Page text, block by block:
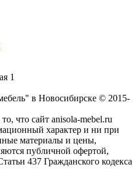
1
в Новосибирске © 2015-
что сайт anisola-mebel.ru
характер и ни при
материалы и цены,
публичной офертой,
437 Гражданского кодекса